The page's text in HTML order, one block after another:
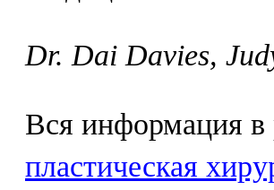
Dr. Dai Davies,
Вся информация в
пластическая